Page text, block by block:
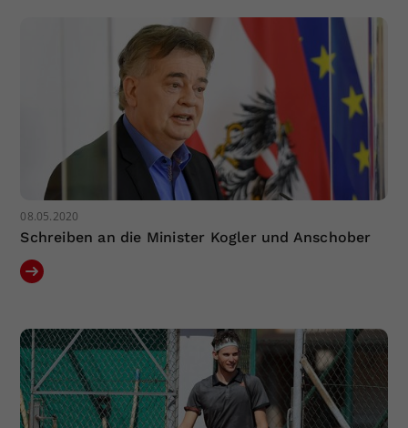
08.05.2020
Schreiben an die Minister Kogler und Anschober
Dieser Wert speichert Ihre Consent-
Einstellungen. Unter anderem eine
zufällig generierte ID, für die
historische Speicherung Ihrer
vorgenommen Einstellungen, falls der
Webseiten-Betreiber dies eingestellt
hat.